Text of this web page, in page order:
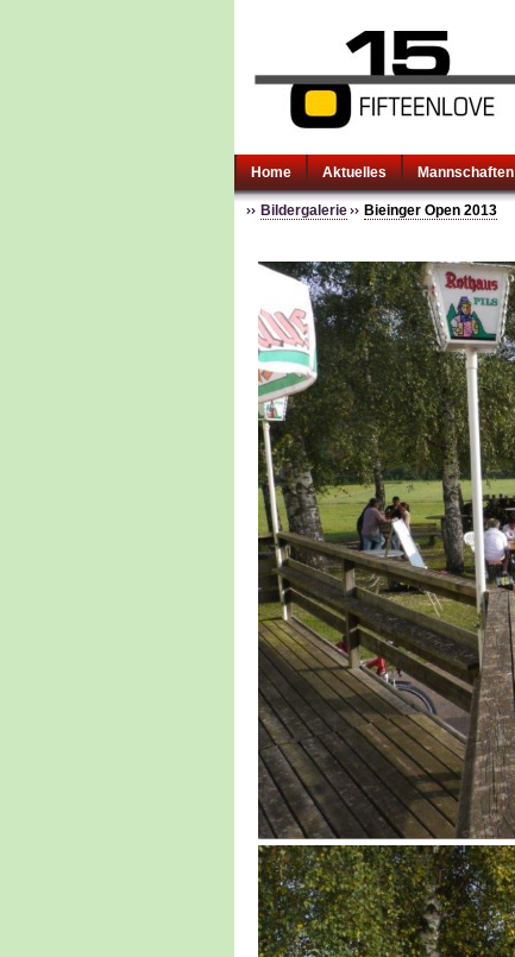
Home Aktuelles Mannschaften
Bildergalerie Bieinger Open 2013